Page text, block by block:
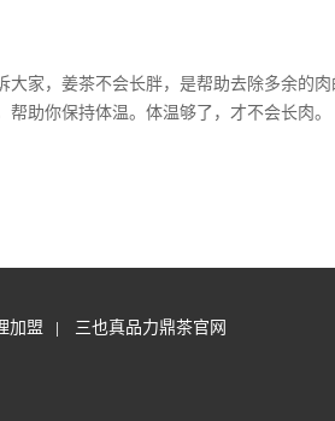
家，姜茶不会长胖，是帮助去除多余的
助你保持体温。体温够了，才不会长肉。
加盟 | 三也真品力鼎茶官网